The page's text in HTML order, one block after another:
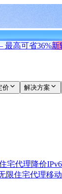
最高可省36%新
价 解决方案
宅代理降价
限住宅代理移